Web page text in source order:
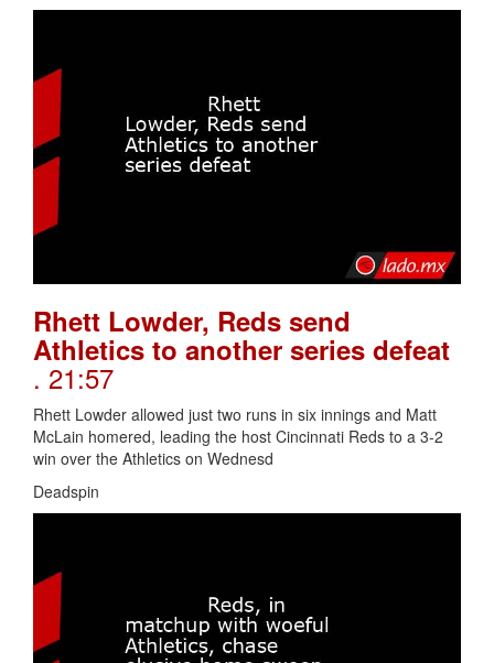
Rhett Lowder, Reds send
Athletics to another series defeat
. 21:57
Rhett Lowder allowed just two runs in six innings and Matt
McLain homered, leading the host Cincinnati Reds to a 3-2
win over the Athletics on Wednesd
Deadspin